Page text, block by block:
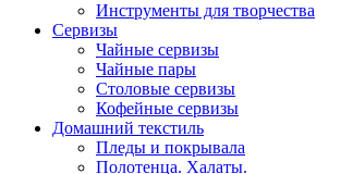
Инструменты для творчества
Cервизы
Чайные сервизы
Чайные пары
Столовые сервизы
Кофейные сервизы
Домашний текстиль
Пледы и покрывала
Полотенца. Халаты.